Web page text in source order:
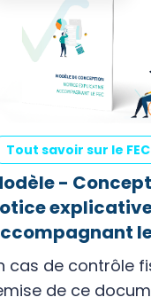
Tout savoir sur le FEC
-
le
cas de contrôle
de ce